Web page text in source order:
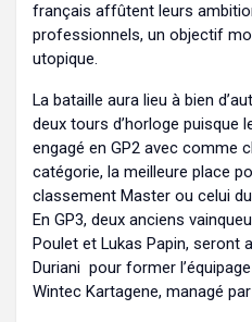
français affûtent leurs
professionnels, un objectif
utopique.
La bataille aura lieu à bien
deux tours d’horloge puisque
engagé en GP2 avec comme
catégorie, la meilleure place
classement Master ou celui
En GP3, deux anciens
Poulet et Lukas Papin, seront
Duriani pour former
Wintec Kartagene, managé